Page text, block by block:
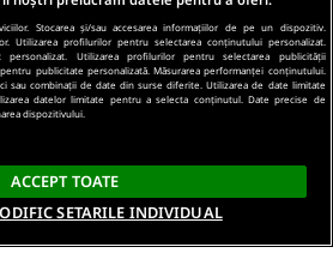
Stocarea și/sau accesarea informațiilor de pe un dispozitiv.
Utilizarea profilurilor pentru selectarea conținutului personalizat.
Utilizarea profilurilor pentru selectarea publicității
publicitate personalizată. Măsurarea performanței conținutului.
sau combinații de date din surse diferite. Utilizarea de date limitate
datelor limitate pentru a selecta conținutul. Date precise de
dispozitivului.
ACCEPT TOATE
SETARILE INDIVIDUAL